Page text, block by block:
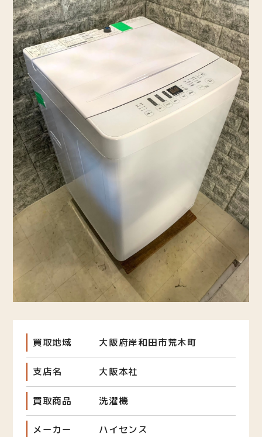
買取地域 大阪府岸和田市荒木町
支店名 大阪本社
買取商品 洗濯機
メーカー ハイセンス